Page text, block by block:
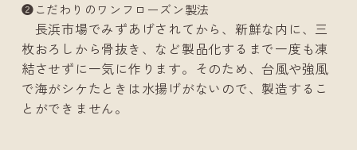
❷こだわりのワンフローズン製法
長浜市場でみずあげされてから、新鮮な内に、三
枚おろしから骨抜き、など製品化するまで一度も凍
結させずに一気に作ります。そのため、台風や強風
で海がシケたときは水揚げがないので、製造するこ
とができません。